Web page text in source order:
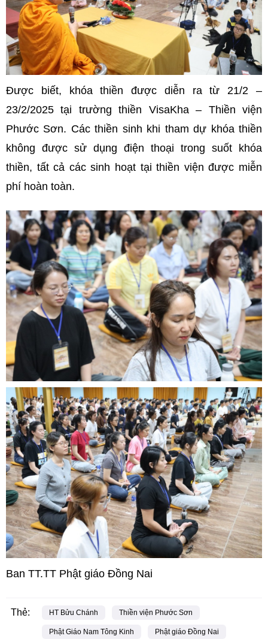
Được biết, khóa thiền được diễn ra từ 21/2 –
23/2/2025 tại trường thiền VisaKha – Thiền viện
Phước Sơn. Các thiền sinh khi tham dự khóa thiền
không được sử dụng điện thoại trong suốt khóa
thiền, tất cả các sinh hoạt tại thiền viện được miễn
phí hoàn toàn.
Ban TT.TT Phật giáo Đồng Nai
Thẻ: HT Bửu Chánh Thiền viện Phước Sơn
Phật Giáo Nam Tông Kinh Phật giáo Đồng Nai